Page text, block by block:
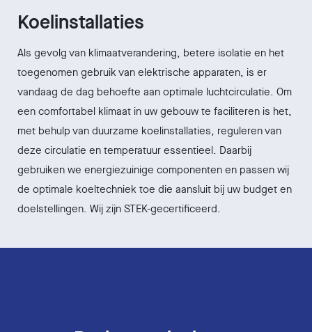
Koelinstallaties
Als gevolg van klimaatverandering, betere isolatie en het
toegenomen gebruik van elektrische apparaten, is er
vandaag de dag behoefte aan optimale luchtcirculatie. Om
een comfortabel klimaat in uw gebouw te faciliteren is het,
met behulp van duurzame koelinstallaties, reguleren van
deze circulatie en temperatuur essentieel. Daarbij
gebruiken we energiezuinige componenten en passen wij
de optimale koeltechniek toe die aansluit bij uw budget en
doelstellingen. Wij zijn STEK-gecertificeerd.